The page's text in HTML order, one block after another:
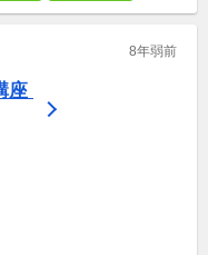
8年弱前
座